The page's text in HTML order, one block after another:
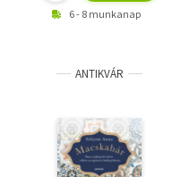
6 - 8 munkanap
ANTIKVÁR